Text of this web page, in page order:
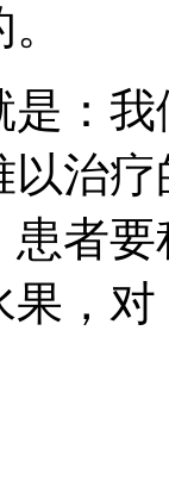
是：
以治
者
果，对